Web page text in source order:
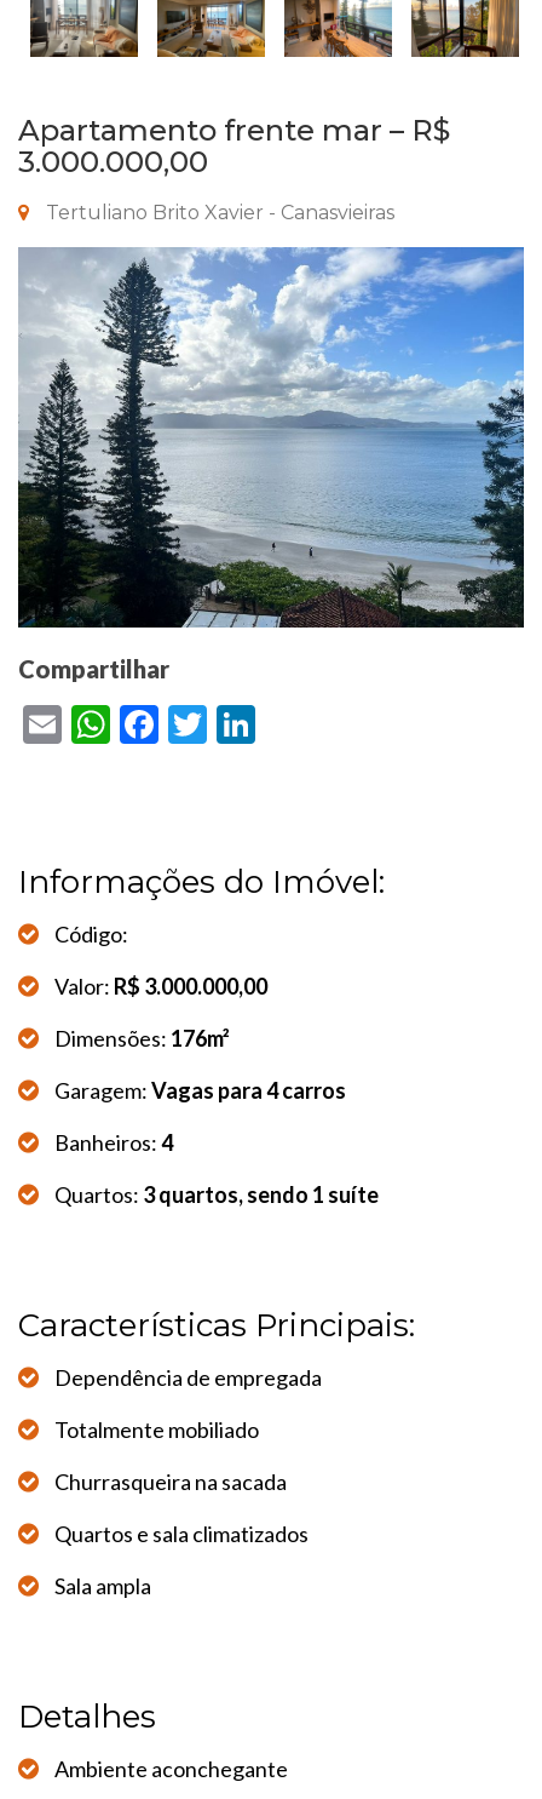
Apartamento frente mar – R$
3.000.000,00
Tertuliano Brito Xavier - Canasvieiras
Compartilhar
EmailWhatsApp
Facebook
Twitter
Informações do Imóvel:
Código:
Valor: R$ 3.000.000,00
Dimensões: 176m²
Garagem:Vagas para 4 carros
Banheiros:4
Quartos: 3 quartos, sendo 1 suíte
Características Principais:
Dependência de empregada
Totalmente mobiliado
Churrasqueira na sacada
Quartos e sala climatizados
Sala ampla
Detalhes
Ambiente aconchegante